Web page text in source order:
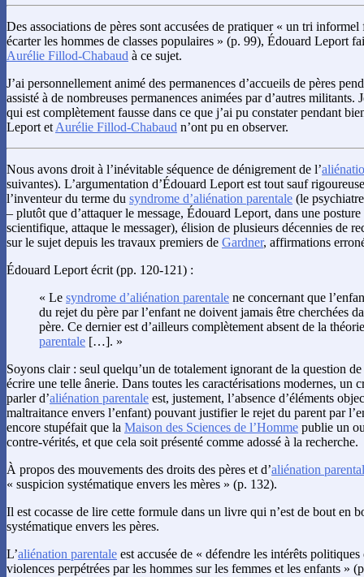
Des associations de pères sont accusées de pratiquer « un tri
écarter les hommes de classes populaires » (p. 99), Édouard Leport
Aurélie Fillod-Chabaud à ce sujet.
J’ai personnellement animé des permanences d’accueils de pères
assisté à de nombreuses permanences animées par d’autres militants.
qui est complètement fausse dans ce que j’ai pu constater pendant
Leport et Aurélie Fillod-Chabaud n’ont pu en observer.
Nous avons droit à l’inévitable séquence de dénigrement de l’
suivantes). L’argumentation d’Édouard Leport est tout sauf
l’inventeur du terme du syndrome d’aliénation parentale (le
– plutôt que d’attaquer le message, Édouard Leport, dans une
scientifique, attaque le messager), élision de plusieurs décennies de
sur le sujet depuis les travaux premiers de Gardner, affirmations
Édouard Leport écrit (pp. 120-121) :
« Le syndrome d’aliénation parentale ne concernant que
du rejet du père par l’enfant ne doivent jamais être cherchées
père. Ce dernier est d’ailleurs complètement absent de la
parentale […]. »
Soyons clair : seul quelqu’un de totalement ignorant de la question de
écrire une telle ânerie. Dans toutes les caractérisations modernes, un
parler d’aliénation parentale est, justement, l’absence d’éléments
maltraitance envers l’enfant) pouvant justifier le rejet du parent par
encore stupéfait que la Maison des Sciences de l’Homme publie un
contre-vérités, et que cela soit présenté comme adossé à la recherche.
À propos des mouvements des droits des pères et d’aliénation
« suspicion systématique envers les mères » (p. 132).
Il est cocasse de lire cette formule dans un livre qui n’est de bout en
systématique envers les pères.
L’aliénation parentale est accusée de « défendre les intérêts
violences perpétrées par les hommes sur les femmes et les enfants »